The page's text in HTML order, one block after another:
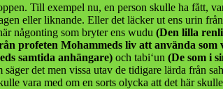
Till exempel nu, en person skulle ha fått,
eller liknande. Eller det läcker ut ens urin
någonting som bryter ens wudu (Den lilla
profeten Mohammeds liv att använda som
samtida anhängare) och tabi‘un (De som i
det men vissa utav de tidigare lärda från
vara med om en sorts olycka att det här